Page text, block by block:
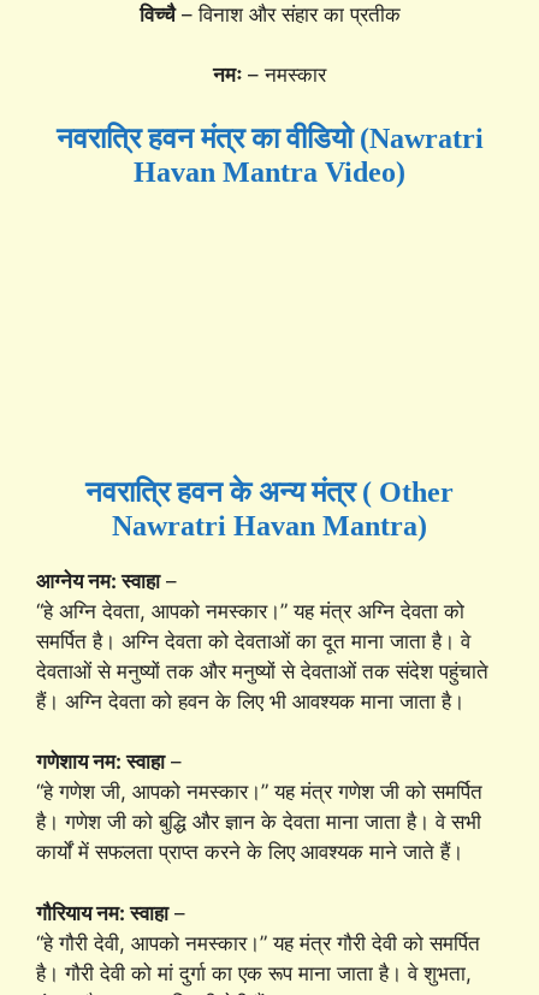
विच्चै– विनाश और संहार का प्रतीक
नमः – नमस्कार
नवरात्रि हवन मंत्र का वीडियो (Nawratri
Havan Mantra Video)
नवरात्रि हवन के अन्य मंत्र ( Other
Nawratri Havan Mantra)
आग्नेय नम: स्वाहा–
“हे अग्नि देवता, आपको नमस्कार।” यह मंत्र अग्नि देवता को
समर्पित है। अग्नि देवता को देवताओं का दूत माना जाता है। वे
देवताओं से मनुष्यों तक और मनुष्यों से देवताओं तक संदेश पहुंचाते
हैं। अग्नि देवता को हवन के लिए भी आवश्यक माना जाता है।
गणेशाय नम: स्वाहा–
“हे गणेश जी, आपको नमस्कार।” यह मंत्र गणेश जी को समर्पित
है। गणेश जी को बुद्धि और ज्ञान के देवता माना जाता है। वे सभी
कार्यों में सफलता प्राप्त करने के लिए आवश्यक माने जाते हैं।
गौरियाय नम: स्वाहा–
“हे गौरी देवी, आपको नमस्कार।” यह मंत्र गौरी देवी को समर्पित
है। गौरी देवी को मां दुर्गा का एक रूप माना जाता है। वे शुभता,